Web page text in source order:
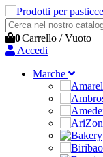
0Carrello /Vuoto
Accedi
Marche